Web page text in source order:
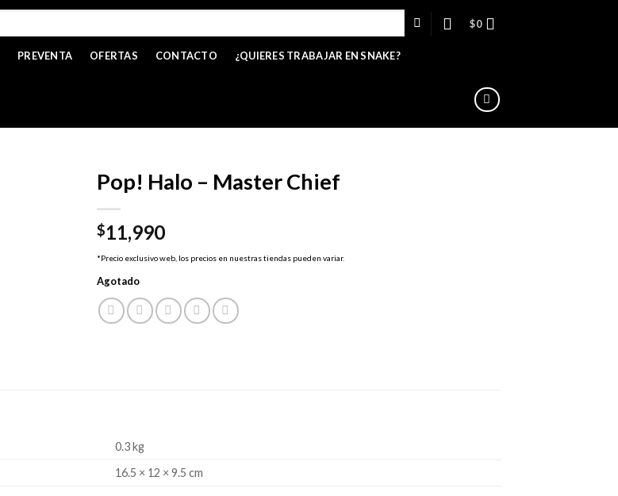
$0
PREVENTA OFERTAS CONTACTO ¿QUIERES TRABAJAR EN SNAKE?
Pop! Halo – Master Chief
$11,990
*Precio exclusivo web, los precios en nuestras tiendas pueden variar.
Agotado
0.3 kg
16.5 × 12 × 9.5 cm